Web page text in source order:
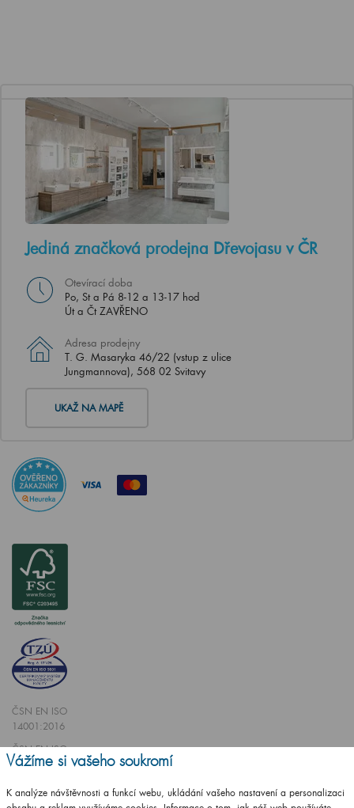
Jediná značková prodejna Dřevojasu v ČR
Otevírací doba
Po, St a Pá 8-12 a 13-17 hod
Út a Čt ZAVŘENO
Adresa prodejny
T. G. Masaryka 46/22 (vstup z ulice
Jungmannova), 568 02 Svitavy
UKAŽ NA MAPĚ
ČSN EN ISO
14001:2016
ČSN EN ISO
9001:2016
Vážíme si vašeho soukromí
K analýze návštěvnosti a funkcí webu, ukládání vašeho nastavení a personalizaci